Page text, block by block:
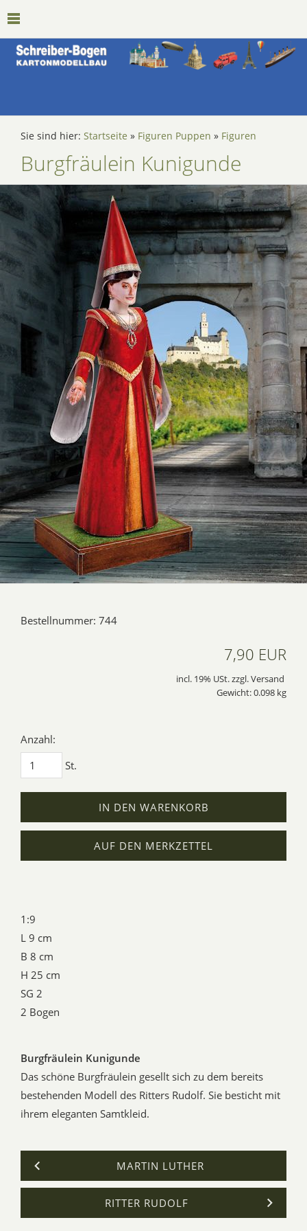
Sie sind hier: Startseite » Figuren Puppen » Figuren
Burgfräulein Kunigunde
Bestellnummer: 744
7,90 EUR
incl. 19% USt. zzgl. Versand
Gewicht: 0.098 kg
Anzahl:
St.
IN DEN WARENKORB
AUF DEN MERKZETTEL
1:9
L 9 cm
B 8 cm
H 25 cm
SG 2
2 Bogen
Burgfräulein Kunigunde
Das schöne Burgfräulein gesellt sich zu dem bereits
bestehenden Modell des Ritters Rudolf. Sie besticht mit
ihrem eleganten Samtkleid.
MARTIN LUTHER
RITTER RUDOLF